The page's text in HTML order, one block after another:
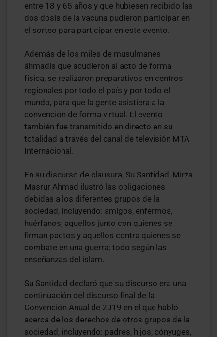
entre 18 y 65 años y que hubiesen recibido las
dos dosis de la vacuna pudieron participar en
el sorteo para participar en este evento.
Además de los miles de musulmanes
áhmadis que acudieron al acto de forma
física, se realizaron preparativos en centros
regionales por todo el país y por todo el
mundo, para que la gente asistiera a la
convención de forma virtual. El evento
también fue transmitido en directo en su
totalidad a través del canal de televisión MTA
Internacional.
En su discurso de clausura, Su Santidad, Mirza
Masrur Ahmad ilustró las obligaciones
debidas a los diferentes grupos de la
sociedad, incluyendo: amigos, enfermos,
huérfanos, aquellos junto con quienes se
firman pactos y aquellos contra quienes se
combate en una guerra; todo según las
enseñanzas del islam.
Su Santidad declaró que su discurso era una
continuación del discurso final de la
Convención Anual de 2019 en el que habló
acerca de los derechos de otros grupos de la
sociedad, incluyendo: padres, hijos, cónyuges,